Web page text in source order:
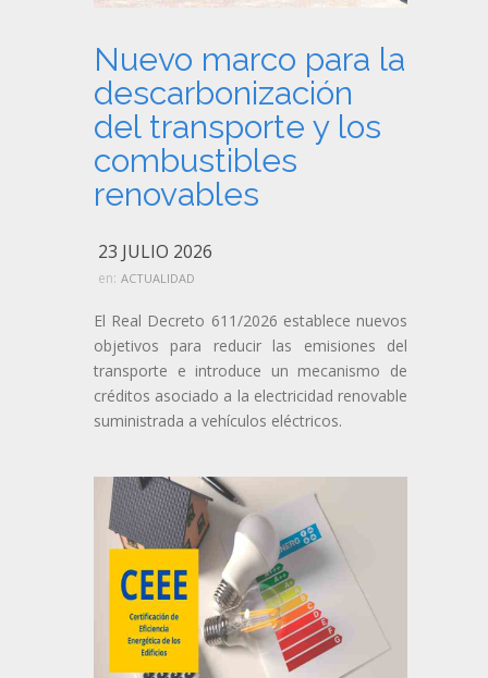
Nuevo marco para la
descarbonización
del transporte y los
combustibles
renovables
23 JULIO 2026
en: ACTUALIDAD
El Real Decreto 611/2026 establece nuevos
objetivos para reducir las emisiones del
transporte e introduce un mecanismo de
créditos asociado a la electricidad renovable
suministrada a vehículos eléctricos.